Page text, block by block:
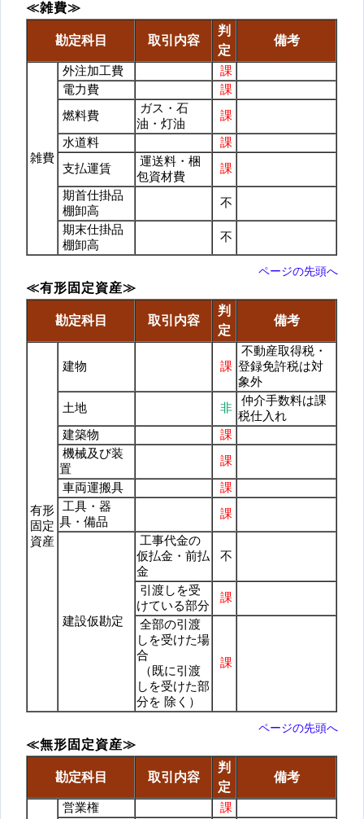
≪雑費≫
勘定科目 取引内容
判
定
備考
雑費
外注加工費
課
電力費
課
燃料費
ガス・石
油・灯油
課
水道料
課
支払運賃
運送料・梱
包資材費
課
期首仕掛品
棚卸高
不
期末仕掛品
棚卸高
不
ページの先頭へ
≪有形固定資産≫
勘定科目 取引内容
判
定
備考
有形
固定
資産
建物 課
不動産取得税・
登録免許税は対
象外
土地
非
仲介手数料は課
税仕入れ
建築物
課
機械及び装
置
課
車両運搬具
課
工具・器
具・備品
課
建設仮勘定
工事代金の
仮払金・前払
金
不
引渡しを受
けている部分
課
全部の引渡
しを受けた場
合
（既に引渡
しを受けた部
分を 除く）
課
ページの先頭へ
≪無形固定資産≫
勘定科目 取引内容
判
定
備考
営業権
課